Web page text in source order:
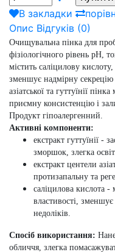
В закладки
Опис Відгуків (0)
Очищувальна пінка для
фізіологічного рівень pH,
містить саліцилову кислоту,
зменшує надмірну секрецію
азіатської та гуттуїнії пінка
приємну консистенцію і
Продукт гіпоалергенний.
Активні компоненти:
екстракт гуттуїнії -
зморшок, злегка
екстракт центели
протизапальну та
саліцилова кислота -
властивості, зменшує
недоліків.
Спосіб використання:
обличчя, злегка